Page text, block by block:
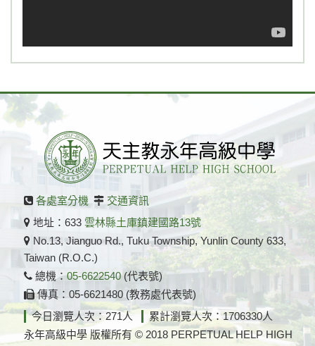
各處室分機
交通資訊
地址：633 雲林縣土庫鎮建國路13號
No.13, Jianguo Rd., Tuku Township, Yunlin County 633,
Taiwan (R.O.C.)
總機：05-6622540(代表號)
傳真：05-6621480 (教務處代表號)
今日瀏覽人次：271人
累計瀏覽人次：1706330人
永年高級中學 版權所有 © 2018 PERPETUAL HELP HIGH